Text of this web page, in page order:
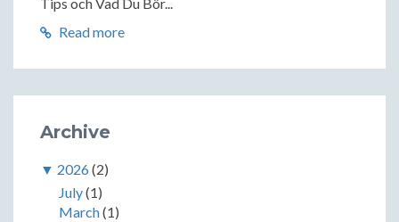
Read more
Archive
▼ 2026(2)
July(1)
March(1)